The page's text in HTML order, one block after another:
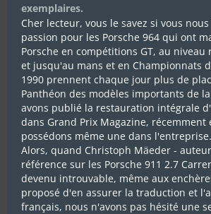
ALÉRIA : PELLIER A LA MAINMISE
juillet 21st, 2025
exemplaires.
Cher lecteur, vous le savez si vous
passion pour les Porsche 964 qui ont
Porsche en compétitions GT, au niveau
et jusqu'au mans et en Championnats
1990 prennent chaque jour plus de
Panthéon des modèles importants de
avons publié la restauration intégrale
dans Grand Prix Magazine, récemment
possédons même une dans l'entreprise.
Alors, quand Christoph Mäeder -
référence sur les Porsche 911 2.7
devenu introuvable, même aux
proposé d'en assurer la traduction et
français, nous n'avons pas hésité une